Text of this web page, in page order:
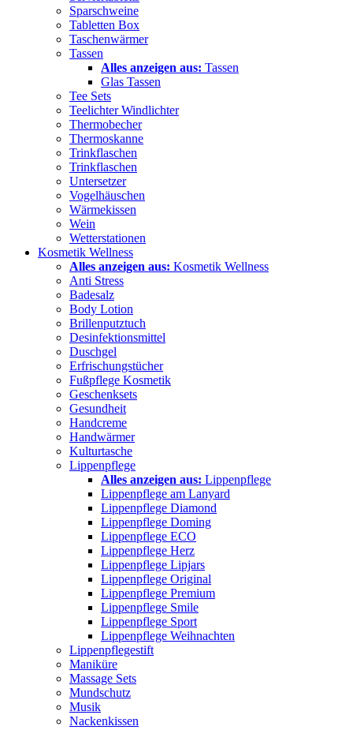
Sparschweine
Tabletten Box
Taschenwärmer
Tassen
Alles anzeigen aus: Tassen
Glas Tassen
Tee Sets
Teelichter Windlichter
Thermobecher
Thermoskanne
Trinkflaschen
Trinkflaschen
Untersetzer
Vogelhäuschen
Wärmekissen
Wein
Wetterstationen
Kosmetik Wellness
Alles anzeigen aus: Kosmetik Wellness
Anti Stress
Badesalz
Body Lotion
Brillenputztuch
Desinfektionsmittel
Duschgel
Erfrischungstücher
Fußpflege Kosmetik
Geschenksets
Gesundheit
Handcreme
Handwärmer
Kulturtasche
Lippenpflege
Alles anzeigen aus: Lippenpflege
Lippenpflege am Lanyard
Lippenpflege Diamond
Lippenpflege Doming
Lippenpflege ECO
Lippenpflege Herz
Lippenpflege Lipjars
Lippenpflege Original
Lippenpflege Premium
Lippenpflege Smile
Lippenpflege Sport
Lippenpflege Weihnachten
Lippenpflegestift
Maniküre
Massage Sets
Mundschutz
Musik
Nackenkissen